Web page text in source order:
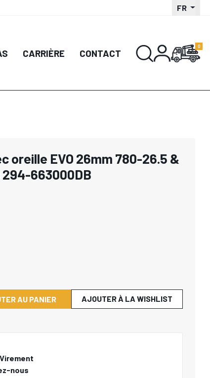
FR
CARRIÈRE CONTACT
oreille EVO 26mm 780-26.5 &
663000DB
AU PANIER AJOUTER À LA WISHLIST
Virement
nous